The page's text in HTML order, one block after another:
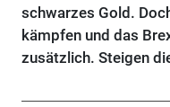
schwarzes Gold.
kämpfen und das
zusätzlich. Steigen